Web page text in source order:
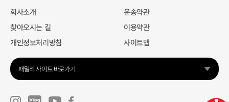
회사소개
운송약관
찾아오시는 길
이용약관
개인정보처리방침
사이트맵
패밀리 사이트 바로가기